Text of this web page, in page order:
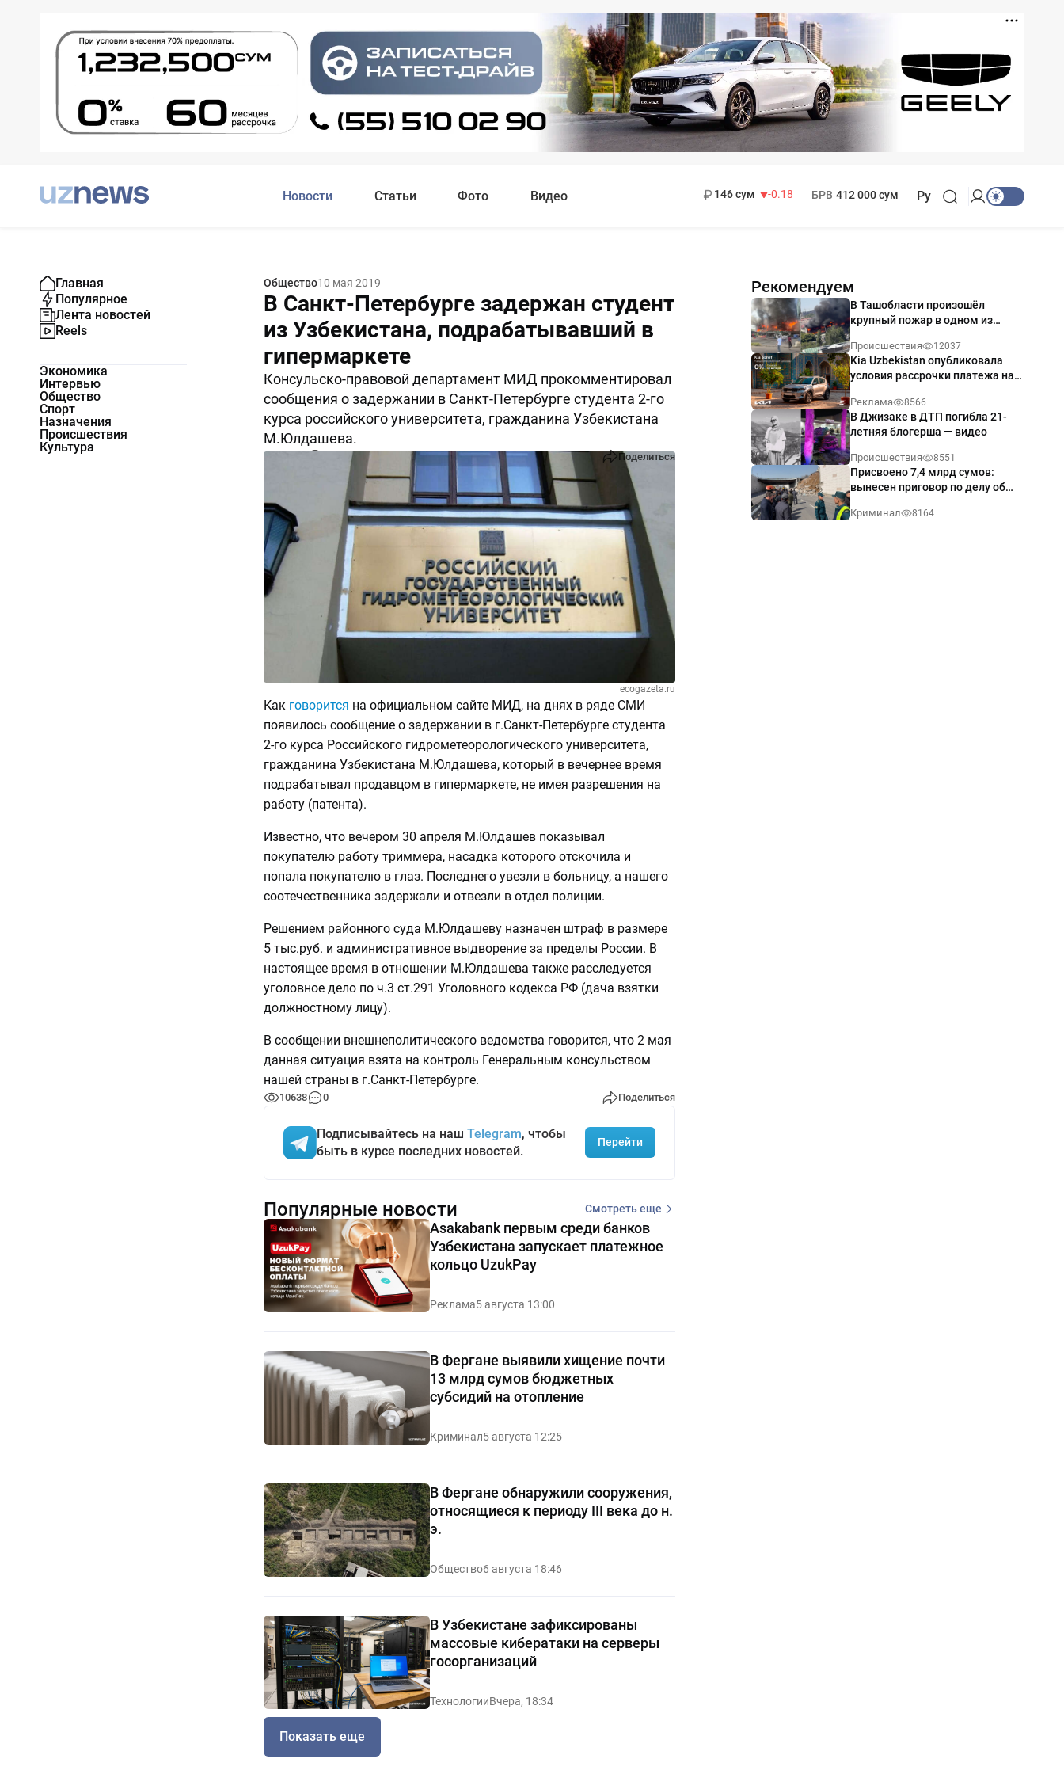
Новости Статьи Фото Видео
146 сум
-0.18
БРВ 412 000 сум Ру
Главная
Популярное
Лента новостей
Reels
Экономика
Интервью
Общество
Спорт
Назначения
Происшествия
Культура
Общество10 мая 2019
В Санкт-Петербурге задержан студент
из Узбекистана, подрабатывавший в
гипермаркете
Консульско-правовой департамент МИД прокомментировал
сообщения о задержании в Санкт-Петербурге студента 2-го
курса российского университета, гражданина Узбекистана
М.Юлдашева.
Поделиться
ecogazeta.ru
Как говорится на официальном сайте МИД, на днях в ряде СМИ
появилось сообщение о задержании в г.Санкт-Петербурге студента
2-го курса Российского гидрометеорологического университета,
гражданина Узбекистана М.Юлдашева, который в вечернее время
подрабатывал продавцом в гипермаркете, не имея разрешения на
работу (патента).
Известно, что вечером 30 апреля М.Юлдашев показывал
покупателю работу триммера, насадка которого отскочила и
попала покупателю в глаз. Последнего увезли в больницу, а нашего
соотечественника задержали и отвезли в отдел полиции.
Решением районного суда М.Юлдашеву назначен штраф в размере
5 тыс.руб. и административное выдворение за пределы России. В
настоящее время в отношении М.Юлдашева также расследуется
уголовное дело по ч.3 ст.291 Уголовного кодекса РФ (дача взятки
должностному лицу).
В сообщении внешнеполитического ведомства говорится, что 2 мая
данная ситуация взята на контроль Генеральным консульством
нашей страны в г.Санкт-Петербурге.
10638 0 Поделиться
Подписывайтесь на наш Telegram, чтобы
быть в курсе последних новостей.
Перейти
Рекомендуем
В Ташобласти произошёл
крупный пожар в одном из
Происшествия 12037
Kia Uzbekistan опубликовала
условия рассрочки платежа на
годовых
Реклама 8566
В Джизаке в ДТП погибла 21-
летняя блогерша — видео
Происшествия 8551
Присвоено 7,4 млрд сумов:
вынесен приговор по делу об
Ташкенте
Криминал 8164
Популярные новости Смотреть еще
Asakabank первым среди банков
Узбекистана запускает платежное
кольцо UzukPay
Реклама5 августа 13:00
В Фергане выявили хищение почти
13 млрд сумов бюджетных
субсидий на отопление
Криминал5 августа 12:25
В Фергане обнаружили сооружения,
относящиеся к периоду III века до н.
э.
Общество6 августа 18:46
В Узбекистане зафиксированы
массовые кибератаки на серверы
госорганизаций
ТехнологииВчера, 18:34
Показать еще